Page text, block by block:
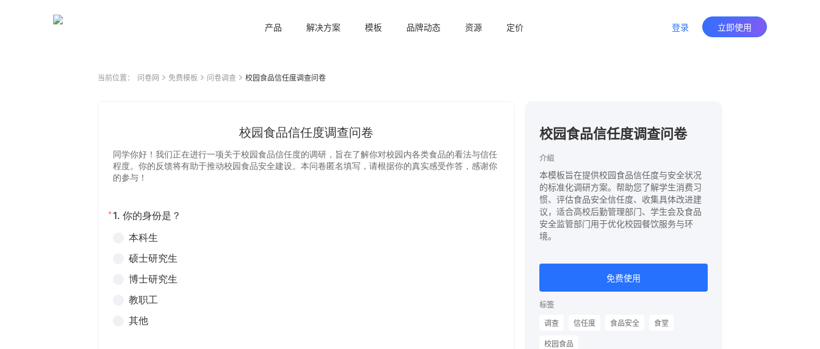
产品 解决方案 模板 品牌动态 资源 定价 登录 立即使用
当前位置： 问卷网 免费模板 问卷调查 校园食品信任度调查问卷
校园食品信任度调查问卷
介绍
本模板旨在提供校园食品信任度与安全状况
的标准化调研方案。帮助您了解学生消费习
惯、评估食品安全信任度、收集具体改进建
议，适合高校后勤管理部门、学生会及食品
安全监管部门用于优化校园餐饮服务与环
境。
免费使用
标签
调查 信任度 食品安全
食堂
校园食品